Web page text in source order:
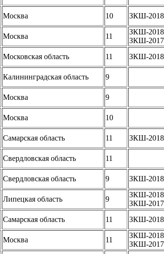
Москва 10 ЗКШ-
Москва 11
ЗКШ-
ЗКШ-
Московская область 11 ЗКШ-
Калининградская область 9
Москва 9
Москва 10
Самарская область 11 ЗКШ-
Свердловская область 11
Свердловская область 9 ЗКШ-
Липецкая область 9
ЗКШ-
ЗКШ-
Самарская область 11 ЗКШ-
Москва 11
ЗКШ-
ЗКШ-